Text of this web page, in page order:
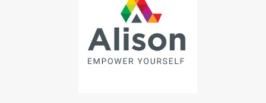
ARTIFICIELLE
ASIATIQUE ASIE ASIE CENTRALE
ASIE DE L'EST ASIE DU SUD